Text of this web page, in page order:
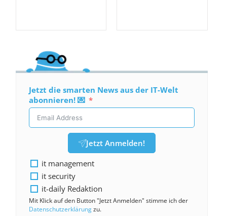
Jetzt die smarten News aus der IT-Welt
abonnieren! 💌
Jetzt Anmelden!
it management
it security
it-daily Redaktion
Mit Klick auf den Button "Jetzt Anmelden" stimme ich der
Datenschutzerklärungzu.